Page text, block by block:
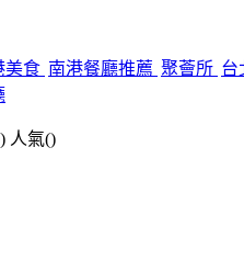
美食 南港餐廳推薦 聚薈所 台
人氣()